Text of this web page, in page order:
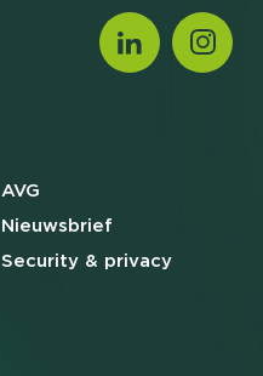
AVG
Nieuwsbrief
Security & privacy